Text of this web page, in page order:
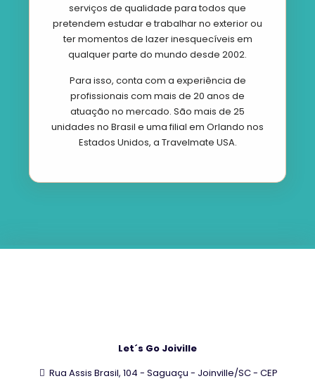
serviços de qualidade para todos que
pretendem estudar e trabalhar no exterior ou
ter momentos de lazer inesquecíveis em
qualquer parte do mundo desde 2002.
Para isso, conta com a experiência de
profissionais com mais de 20 anos de
atuação no mercado. São mais de 25
unidades no Brasil e uma filial em Orlando nos
Estados Unidos, a Travelmate USA.
Let´s Go Joiville
Rua Assis Brasil, 104 - Saguaçu - Joinville/SC - CEP